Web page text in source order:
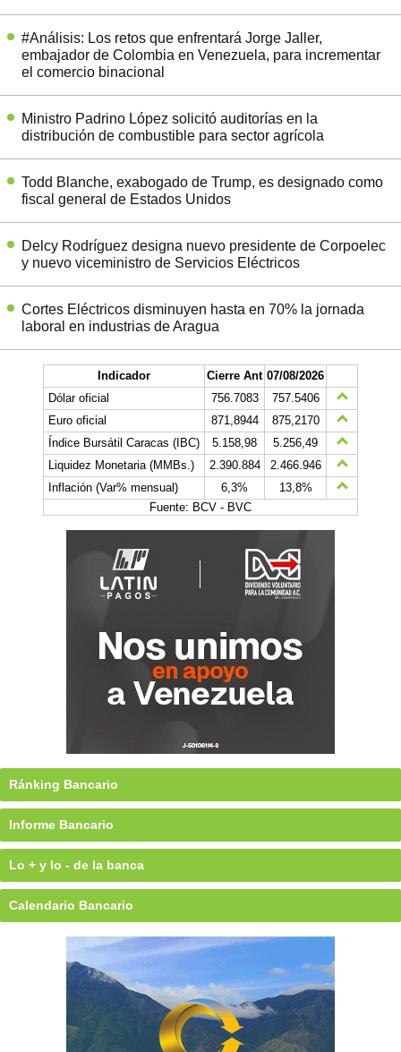
#Análisis: Los retos que enfrentará Jorge Jaller,
embajador de Colombia en Venezuela, para incrementar
el comercio binacional
Ministro Padrino López solicitó auditorías en la
distribución de combustible para sector agrícola
Todd Blanche, exabogado de Trump, es designado como
fiscal general de Estados Unidos
Delcy Rodríguez designa nuevo presidente de Corpoelec
y nuevo viceministro de Servicios Eléctricos
Cortes Eléctricos disminuyen hasta en 70% la jornada
laboral en industrias de Aragua
Indicador Cierre Ant 07/08/2026
Dólar oficial
756.7083
757.5406
Euro oficial
871,8944
875,2170
Índice Bursátil Caracas (IBC)
5.158,98
5.256,49
Liquidez Monetaria (MMBs.)
2.390.884
2.466.946
Inflación (Var% mensual)
6,3%
13,8%
Fuente: BCV - BVC
Ránking Bancario
Informe Bancario
Lo + y lo - de la banca
Calendario Bancario